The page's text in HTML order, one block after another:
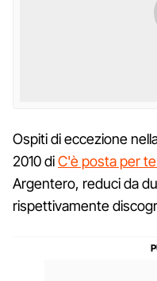
Ospiti di eccezione
2010 diC'è posta per
Argentero, reduci da
rispettivamente